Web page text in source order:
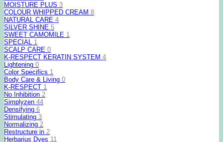
MOISTURE PLUS 3
COLOUR WHIPPED CREAM 8
NATURAL CARE 4
SILVER SHINE 5
SWEET CAMOMILE 1
SPECIAL 1
SCALP CARE 0
K-RESPECT KERATIN SYSTEM 4
Lightening 0
Color Specifics 1
Body Care & Living 0
K-RESPECT 1
No Inhibition 2
Simplyzen 44
Densifying 6
Stimulating 3
Normalizing 2
Restructure in 2
Herbarius Dyes 11